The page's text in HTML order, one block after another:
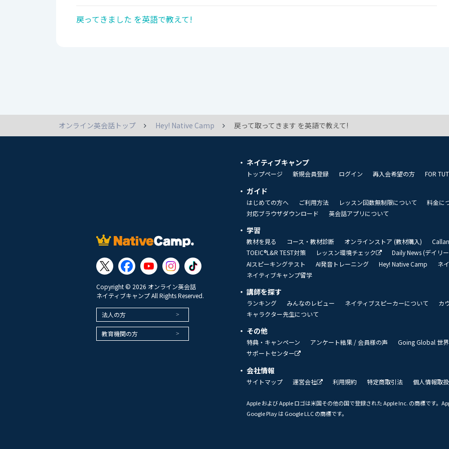
戻ってきました を英語で教えて!
オンライン英会話トップ Hey! Native Camp 戻って取ってきます を英語で教えて!
Copyright © 2026 オンライン英会話
ネイティブキャンプ All Rights Reserved.
法人の方
教育機関の方
ネイティブキャンプ
トップページ 新規会員登録 ログイン 再入会希望の方 FOR
ガイド
はじめての方へ ご利用方法 レッスン回数無制限について 料金に
対応ブラウザダウンロード
英会話アプリについて
学習
教材を見る コース・教材診断 オンラインストア (教材購入)
TOEIC®L&R TEST対策
レッスン環境チェック Daily News (デイリ
AIスピーキングテスト
AI発音トレーニング Hey! Native Camp ネ
ネイティブキャンプ留学
講師を探す
ランキング みんなのレビュー ネイティブスピーカーについて
カ
キャラクター先生について
その他
特典・キャンペーン アンケート結果 / 会員様の声 Going Global 世
サポートセンター
会社情報
サイトマップ 運営会社 利用規約 特定商取引法 個人情報取
Apple および Apple ロゴは米国その他の国で登録された Apple Inc. の商標です。
Google Play は Google LLC の商標です。